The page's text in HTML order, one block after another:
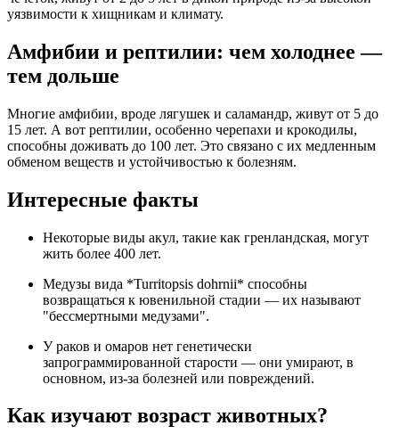
уязвимости к хищникам и климату.
Амфибии и рептилии: чем холоднее —
тем дольше
Многие амфибии, вроде лягушек и саламандр, живут от 5 до
15 лет. А вот рептилии, особенно черепахи и крокодилы,
способны доживать до 100 лет. Это связано с их медленным
обменом веществ и устойчивостью к болезням.
Интересные факты
Некоторые виды акул, такие как гренландская, могут
жить более 400 лет.
Медузы вида *Turritopsis dohrnii* способны
возвращаться к ювенильной стадии — их называют
"бессмертными медузами".
У раков и омаров нет генетически
запрограммированной старости — они умирают, в
основном, из-за болезней или повреждений.
Как изучают возраст животных?